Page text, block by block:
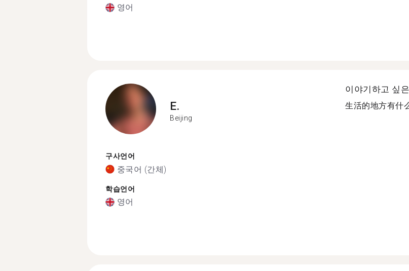
영어
E.
Beijing
구사언어
중국어 (간체)
학습언어
영어
이야기하고 싶
生活的地方有什